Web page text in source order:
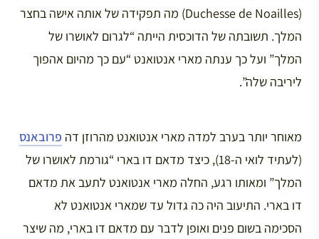
(Duchesse de Noailles) מה תפקידה של אותה אישה בחצר
המלך. תשובתה של הדוכסית הייתה “לגרום לאושרו של
המלך” ועל כך ענתה מארי אנטואנט “עם כך מהיום אהפוך
ליריבה שלה”.
מאוחר יותר בערב למדה מארי אנטואנט מהרוזן דה פרובאנס
(לעתיד לואי ה-18), כיצד מדאם דו בארי “גורמת לאושרו של
המלך” ומאותו רגע, החלה מארי אנטואנט לתעב את מדאם
דו בארי. התיעוב היה כה גדול עד שמארי אנטואנט לא
הסכימה בשום פנים ואופן לדבר עם מדאם דו בארי, מה שיצר